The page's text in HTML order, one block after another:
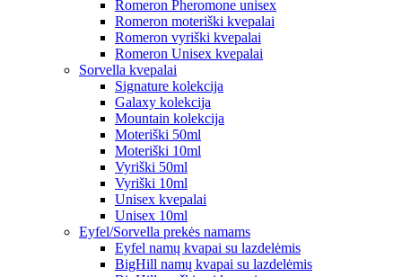
Romeron Pheromone unisex
Romeron moteriški kvepalai
Romeron vyriški kvepalai
Romeron Unisex kvepalai
Sorvella kvepalai
Signature kolekcija
Galaxy kolekcija
Mountain kolekcija
Moteriški 50ml
Moteriški 10ml
Vyriški 50ml
Vyriški 10ml
Unisex kvepalai
Unisex 10ml
Eyfel/Sorvella prekės namams
Eyfel namų kvapai su lazdelėmis
BigHill namų kvapai su lazdelėmis